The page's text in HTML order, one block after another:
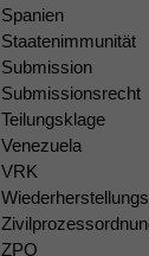
Spanien
Staatenimmunität
Submission
Submissionsrecht
Teilungsklage
Venezuela
VRK
ZPO